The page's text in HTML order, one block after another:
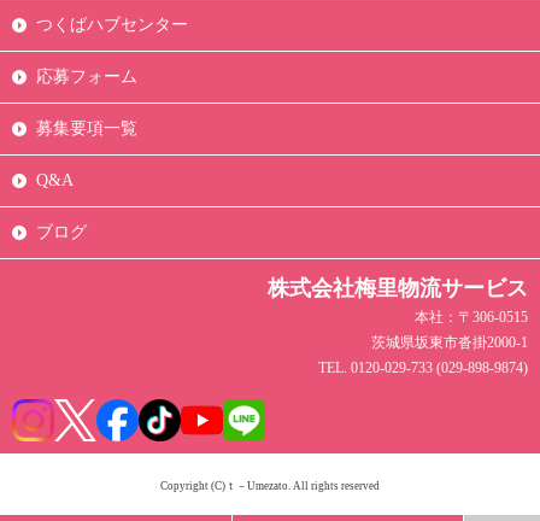
つくばハブセンター
応募フォーム
募集要項一覧
Q&A
ブログ
株式会社梅里物流サービス
本社：〒306-0515
茨城県坂東市沓掛2000-1
TEL. 0120-029-733 (029-898-9874)
Copyright (C)ｔ－Umezato. All rights reserved